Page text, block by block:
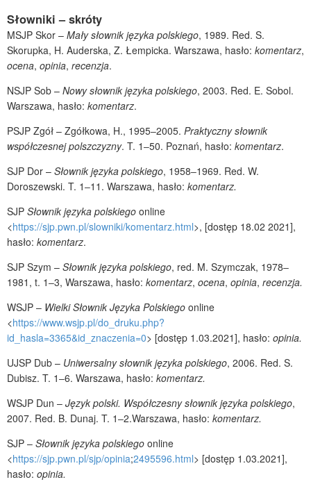
Słowniki – skróty
MSJP Skor – Mały słownik języka polskiego, 1989. Red. S.
Skorupka, H. Auderska, Z. Łempicka. Warszawa, hasło: komentarz,
ocena, opinia, recenzja.
NSJP Sob – Nowy słownik języka polskiego, 2003. Red. E. Sobol.
Warszawa, hasło: komentarz.
PSJP Zgół – Zgółkowa, H., 1995‒2005. Praktyczny słownik
współczesnej polszczyzny. T. 1‒50. Poznań, hasło: komentarz.
SJP Dor – Słownik języka polskiego, 1958‒1969. Red. W.
Doroszewski. T. 1‒11. Warszawa, hasło: komentarz.
SJP Słownik języka polskiego online
<https://sjp.pwn.pl/slowniki/komentarz.html>, [dostęp 18.02 2021],
hasło: komentarz.
SJP Szym – Słownik języka polskiego, red. M. Szymczak, 1978‒
1981, t. 1‒3, Warszawa, hasło: komentarz, ocena, opinia, recenzja.
WSJP – Wielki Słownik Języka Polskiego online
<https://www.wsjp.pl/do_druku.php?
id_hasla=3365&id_znaczenia=0> [dostęp 1.03.2021], hasło: opinia.
UJSP Dub – Uniwersalny słownik języka polskiego, 2006. Red. S.
Dubisz. T. 1‒6. Warszawa, hasło: komentarz.
WSJP Dun – Język polski. Współczesny słownik języka polskiego,
2007. Red. B. Dunaj. T. 1‒2.Warszawa, hasło: komentarz.
SJP – Słownik języka polskiego online
<https://sjp.pwn.pl/sjp/opinia;2495596.html> [dostęp 1.03.2021],
hasło: opinia.